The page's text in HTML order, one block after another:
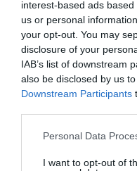
interest-based ads
us or personal
your opt-out. You may
disclosure of your
IAB’s list of downstream
also be disclosed by us
Downstream Participants
Please note that this
not limited to your visit or
Personal Data
I want to opt-out of
Η «Οδύσσεια» και
υψηλότερες
ένα
Η «Οδύσσεια» του
Σαββατοκύριακο. Αν
05 Αυγούστου 2026